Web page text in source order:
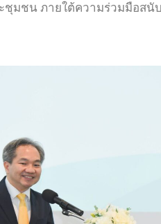
ชุมชน ภายใต้ความร่วมมือสนั